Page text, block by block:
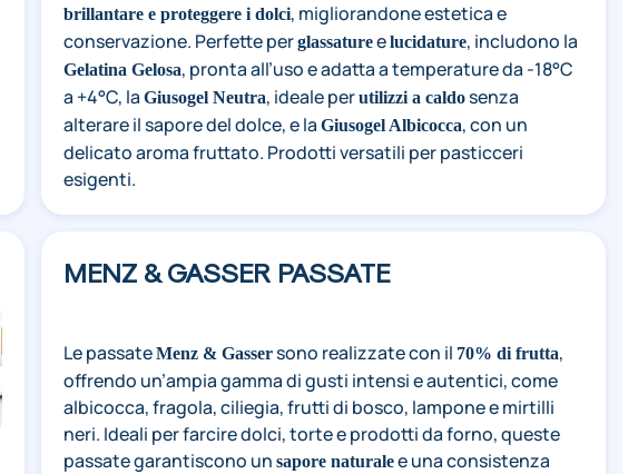
brillantare e proteggere i dolci, migliorandone estetica e
conservazione. Perfette perglassatureelucidature, includono la
Gelatina Gelosa, pronta all’uso e adatta a temperature da -18°C
a +4°C, laGiusogel Neutra, ideale perutilizzi a caldosenza
alterare il sapore del dolce, e laGiusogel Albicocca, con un
delicato aroma fruttato. Prodotti versatili per pasticceri
esigenti.
MENZ & GASSER PASSATE
Le passateMenz & Gassersono realizzate con il 70% di frutta,
offrendo un’ampia gamma di gusti intensi e autentici, come
albicocca, fragola, ciliegia, frutti di bosco, lampone e mirtilli
neri. Ideali per farcire dolci, torte e prodotti da forno, queste
passate garantiscono unsapore naturalee una consistenza